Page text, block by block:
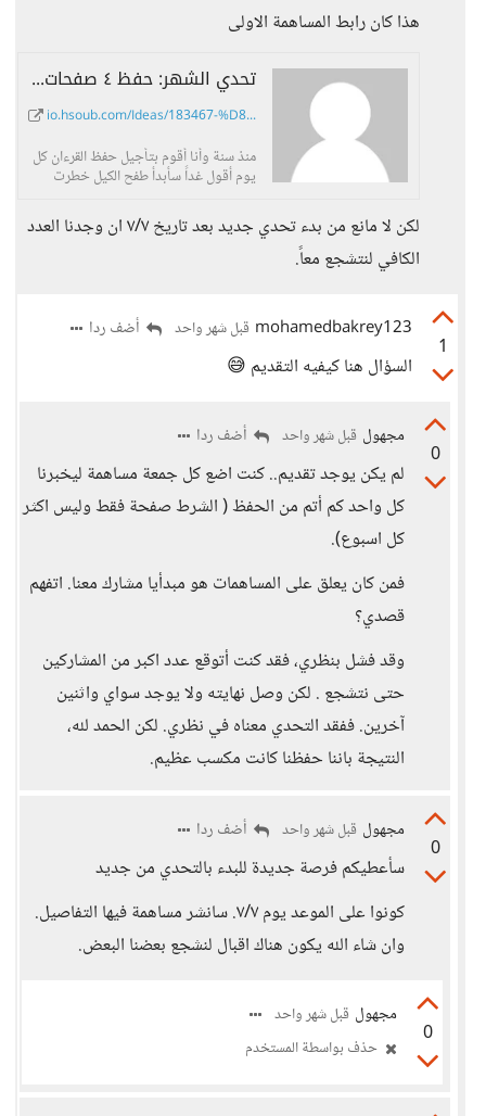
هذا كان رابط المساهمة الاولى
تحدي الشهر: حفظ ٤ صفحات من القرءان. - حسوب I/O
io.hsoub.com/Ideas/183467-%D8...
منذ سنة وأنا أقوم بتأجيل حفظ القرءان كل
يوم أقول غداً سأبدأ طفح الكيل خطرت
لكن لا مانع من بدء تحدي جديد بعد تاريخ ٧/٧ ان وجدنا العدد
الكافي لنتشجع معاً.
1
mohamedbakrey123 قبل شهر واحد أضف ردا
السؤال هنا كيفيه التقديم 😅
0
مجهول قبل شهر واحد أضف ردا
لم يكن يوجد تقديم.. كنت اضع كل جمعة مساهمة ليخبرنا
كل واحد كم أتم من الحفظ ( الشرط صفحة فقط وليس اكثر
كل اسبوع).
فمن كان يعلق على المساهمات هو مبدأيا مشارك معنا. اتفهم
قصدي؟
وقد فشل بنظري، فقد كنت أتوقع عدد اكبر من المشاركين
حتى نتشجع . لكن وصل نهايته ولا يوجد سواي واثنين
آخرين. ففقد التحدي معناه في نظري. لكن الحمد لله،
النتيجة باننا حفظنا كانت مكسب عظيم.
0
مجهول قبل شهر واحد أضف ردا
سأعطيكم فرصة جديدة للبدء بالتحدي من جديد
كونوا على الموعد يوم ٧/٧. سانشر مساهمة فيها التفاصيل.
وان شاء الله يكون هناك اقبال لنشجع بعضنا البعض.
0
مجهول قبل شهر واحد
حذف بواسطة المستخدم